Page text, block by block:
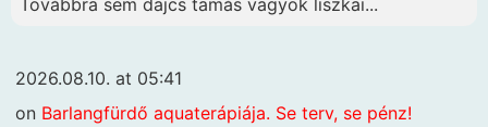
Továbbra sem dajcs tamás vagyok liszkai...
2026.08.10. at 05:41
on Barlangfürdő aquaterápiája. Se terv, se pénz!